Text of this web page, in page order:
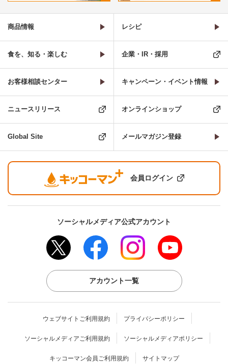
商品情報 レシピ
食を、知る・楽しむ 企業・IR・採用
お客様相談センター キャンペーン・イベント情報
ニュースリリース オンラインショップ
Global Site メールマガジン登録
会員ログイン
ソーシャルメディア公式アカウント
アカウント一覧
ウェブサイトご利用規約 プライバシーポリシー
ソーシャルメディアご利用規約 ソーシャルメディアポリシー
キッコーマン会員ご利用規約 サイトマップ